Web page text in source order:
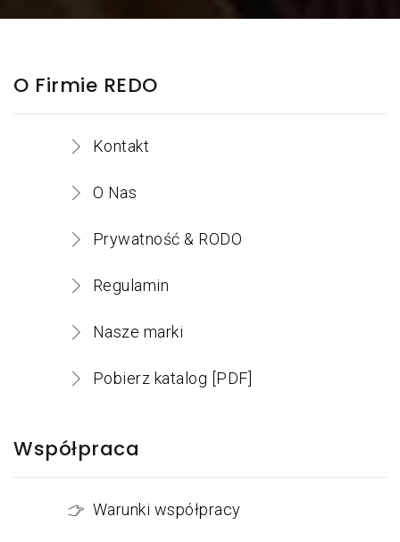
O Firmie REDO
Kontakt
O Nas
Prywatność & RODO
Regulamin
Nasze marki
Pobierz katalog [PDF]
Współpraca
Warunki współpracy